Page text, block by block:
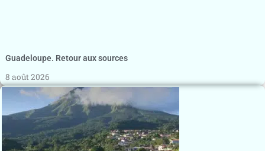
Guadeloupe. Retour aux sources
8 août 2026